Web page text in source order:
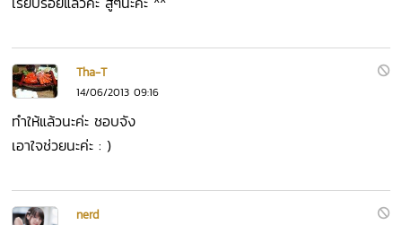
Tha-T
14/06/2013 09:16
ทำให้แล้วนะค่ะ ชอบจัง
เอาใจช่วยนะค่ะ : )
nerd